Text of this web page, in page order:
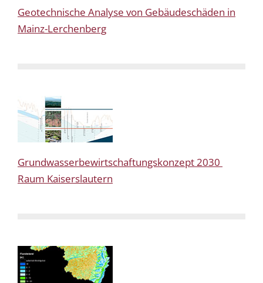
Geotechnische Analyse von Gebäudeschäden in
Mainz-Lerchenberg
Grundwasserbewirtschaftungskonzept 2030 
Raum Kaiserslautern